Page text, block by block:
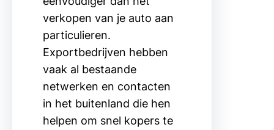
verkopen van je auto aan
particulieren.
Exportbedrijven hebben
vaak al bestaande
netwerken en contacten
in het buitenland die hen
helpen om snel kopers te